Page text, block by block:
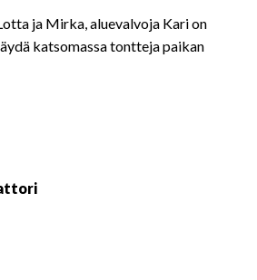
ja Mirka, aluevalvoja Kari on
katsomassa tontteja paikan